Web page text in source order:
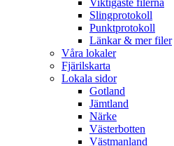
Slingprotokoll
Punktprotokoll
Länkar & mer filer
Våra lokaler
Fjärilskarta
Lokala sidor
Gotland
Jämtland
Närke
Västerbotten
Västmanland